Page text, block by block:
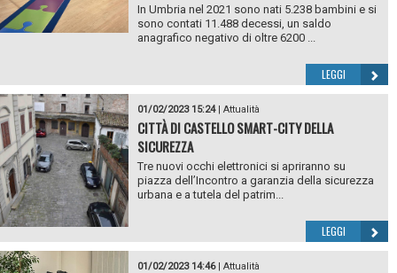
In Umbria nel 2021 sono nati 5.238 bambini e si
sono contati 11.488 decessi, un saldo
anagrafico negativo di oltre 6200 ...
LEGGI
01/02/2023 15:24| Attualità
CITTÀ DI CASTELLO SMART-CITY DELLA
SICUREZZA
Tre nuovi occhi elettronici si apriranno su
piazza dell’Incontro a garanzia della sicurezza
urbana e a tutela del patrim...
LEGGI
01/02/2023 14:46| Attualità